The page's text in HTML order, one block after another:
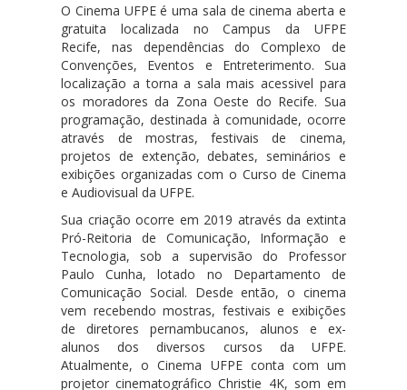
O Cinema UFPE é uma sala de cinema aberta e
gratuita localizada no Campus da UFPE
Recife, nas dependências do Complexo de
Convenções, Eventos e Entreterimento. Sua
localização a torna a sala mais acessivel para
os moradores da Zona Oeste do Recife. Sua
programação, destinada à comunidade, ocorre
através de mostras, festivais de cinema,
projetos de extenção, debates, seminários e
exibições organizadas com o Curso de Cinema
e Audiovisual da UFPE.
Sua criação ocorre em 2019 através da extinta
Pró-Reitoria de Comunicação, Informação e
Tecnologia, sob a supervisão do Professor
Paulo Cunha, lotado no Departamento de
Comunicação Social. Desde então, o cinema
vem recebendo mostras, festivais e exibições
de diretores pernambucanos, alunos e ex-
alunos dos diversos cursos da UFPE.
Atualmente, o Cinema UFPE conta com um
projetor cinematográfico Christie 4K, som em